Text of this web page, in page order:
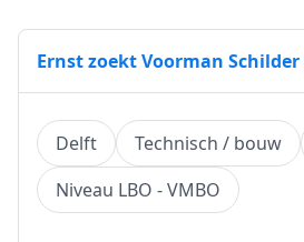
Ernst zoekt Voorman
Delft Technisch / bouw
Niveau LBO - VMBO